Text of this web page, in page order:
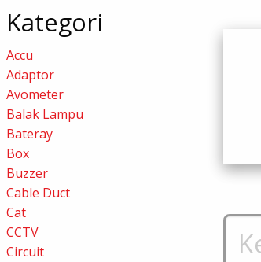
Kategori
Accu
Adaptor
Avometer
Balak Lampu
Bateray
Box
Buzzer
Cable Duct
Cat
CCTV
Circuit